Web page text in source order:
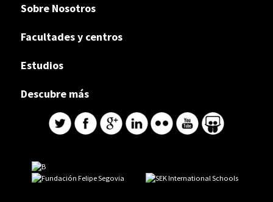
Sobre Nosotros
Facultades y centros
Estudios
Descubre más